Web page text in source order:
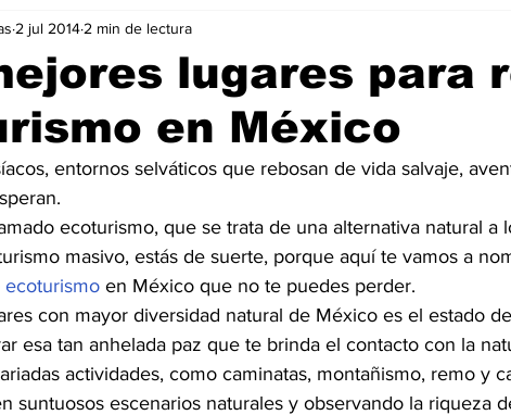
lugares para
en México
2 jul 2014 2 min de lectura
entornos selváticos que rebosan de vida salvaje,
ecoturismo, que se trata de una alternativa natural a
masivo, estás de suerte, porque aquí te vamos a
ecoturismo en México que no te puedes perder.
con mayor diversidad natural de México es el estado
esa tan anhelada paz que te brinda el contacto con la
actividades, como caminatas, montañismo, remo y
suntuosos escenarios naturales y observando la riqueza